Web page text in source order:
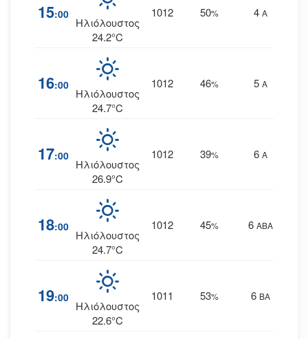
15:00
Ηλιόλουστος
24.2°C
1012 50% 4 Α
16:00
Ηλιόλουστος
24.7°C
1012 46% 5 Α
17:00
Ηλιόλουστος
26.9°C
1012 39% 6 Α
18:00
Ηλιόλουστος
24.7°C
1012 45% 6 ΑΒΑ
19:00
Ηλιόλουστος
22.6°C
1011 53% 6 ΒΑ